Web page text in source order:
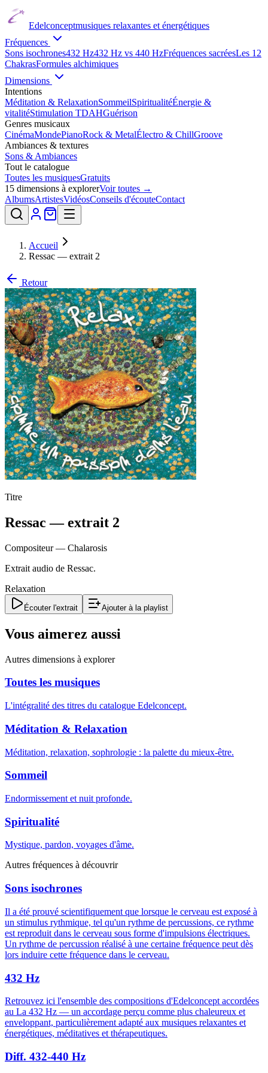
Edelconceptmusiques relaxantes et énergétiques
Fréquences
Sons isochrones432 Hz432 Hz vs 440 HzFréquences sacréesLes 12
ChakrasFormules alchimiques
Dimensions
Intentions
Méditation & RelaxationSommeilSpiritualitéÉnergie &
vitalitéStimulation TDAHGuérison
Genres musicaux
CinémaMondePianoRock & MetalÉlectro & ChillGroove
Ambiances & textures
Sons & Ambiances
Tout le catalogue
Toutes les musiquesGratuits
15 dimensions à explorerVoir toutes →
AlbumsArtistesVidéosConseils d'écouteContact
Accueil
Ressac — extrait 2
Retour
Titre
Ressac — extrait 2
Compositeur — Chalarosis
Extrait audio de Ressac.
Relaxation
Écouter l'extrait Ajouter à la playlist
Vous aimerez aussi
Autres dimensions à explorer
Toutes les musiques
L'intégralité des titres du catalogue Edelconcept.
Méditation & Relaxation
Méditation, relaxation, sophrologie : la palette du mieux-être.
Sommeil
Endormissement et nuit profonde.
Spiritualité
Mystique, pardon, voyages d'âme.
Autres fréquences à découvrir
Sons isochrones
Il a été prouvé scientifiquement que lorsque le cerveau est exposé à
un stimulus rythmique, tel qu'un rythme de percussions, ce rythme
est reproduit dans le cerveau sous forme d'impulsions électriques.
Un rythme de percussion réalisé à une certaine fréquence peut dès
lors induire cette fréquence dans le cerveau.
432 Hz
Retrouvez ici l'ensemble des compositions d'Edelconcept accordées
au La 432 Hz — un accordage perçu comme plus chaleureux et
enveloppant, particulièrement adapté aux musiques relaxantes et
énergétiques, méditatives et thérapeutiques.
Diff. 432-440 Hz